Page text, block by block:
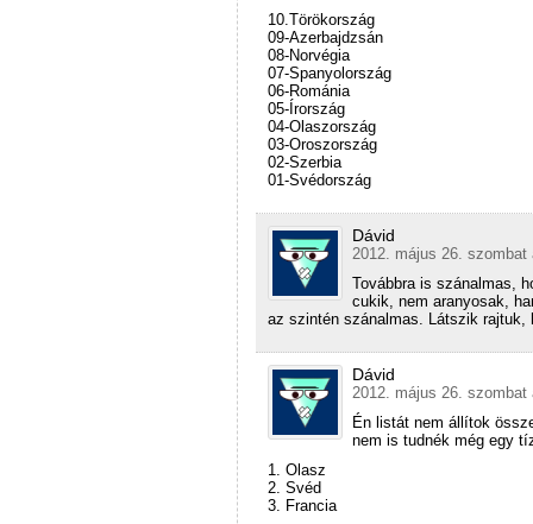
10.Törökország
09-Azerbajdzsán
08-Norvégia
07-Spanyolország
06-Románia
05-Írország
04-Olaszország
03-Oroszország
02-Szerbia
01-Svédország
Dávid
2012. május 26. szombat
Továbbra is szánalmas,
cukik, nem aranyosak,
az szintén szánalmas. Látszik
Dávid
2012. május 26. szombat
Én listát nem állítok
nem is tudnék még egy
1. Olasz
2. Svéd
3. Francia